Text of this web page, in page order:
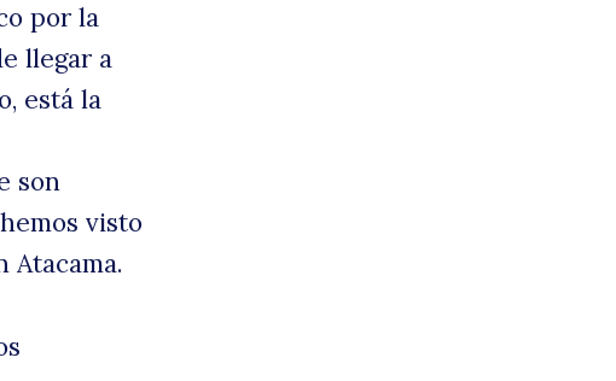
por la
llegar a
está la
son
visto
Atacama.